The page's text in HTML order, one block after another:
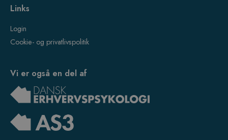
Links
Login
Cookie- og privatlivspolitik
Vi er også en del af